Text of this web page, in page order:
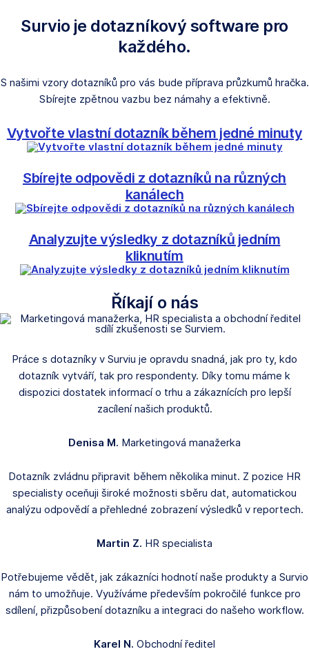
Survio je dotazníkový software pro
každého.
S našimi vzory dotazníků pro vás bude příprava průzkumů hračka.
Sbírejte zpětnou vazbu bez námahy a efektivně.
Vytvořte vlastní dotazník během jedné minuty
Sbírejte odpovědi z dotazníků na různých
kanálech
Analyzujte výsledky z dotazníků jedním
kliknutím
Říkají o nás
Práce s dotazníky v Surviu je opravdu snadná, jak pro ty, kdo
dotazník vytváří, tak pro respondenty. Díky tomu máme k
dispozici dostatek informací o trhu a zákaznících pro lepší
zacílení našich produktů.
Denisa M. Marketingová manažerka
Dotazník zvládnu připravit během několika minut. Z pozice HR
specialisty oceňuji široké možnosti sběru dat, automatickou
analýzu odpovědí a přehledné zobrazení výsledků v reportech.
Martin Z. HR specialista
Potřebujeme vědět, jak zákazníci hodnotí naše produkty a Survio
nám to umožňuje. Využíváme především pokročilé funkce pro
sdílení, přizpůsobení dotazníku a integraci do našeho workflow.
Karel N. Obchodní ředitel